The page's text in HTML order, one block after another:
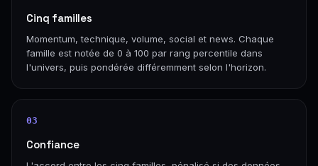
Cinq familles
Momentum, technique, volume, social et news. Chaque
famille est notée de 0 à 100 par rang percentile dans
l'univers, puis pondérée différemment selon l'horizon.
03
Confiance